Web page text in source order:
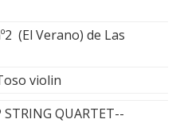
(El Verano) de Las
violin
QUARTET--